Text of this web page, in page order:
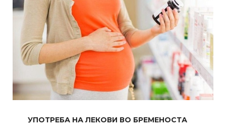
УПОТРЕБА НА ЛЕКОВИ ВО БРЕМЕНОСТА